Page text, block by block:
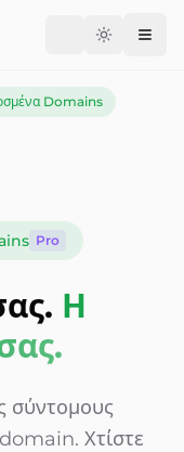
Change
Domains
Pro
Η
σύντομους
Χτίστε